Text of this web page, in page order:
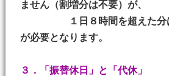
ません（割増分は不要）が、
１日８時間を超えた分は
が必要となります。
３．「振替休日」と「代休」